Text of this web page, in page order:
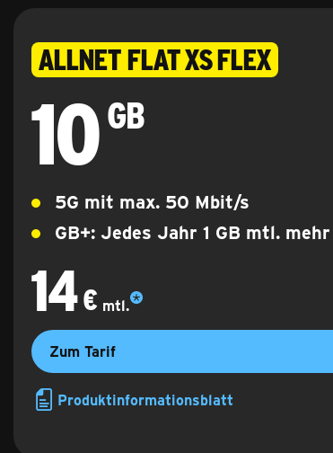
Allnet Flat XS flex
10 Gigabyte
10GB
5G mit max. 50 Mbit/s
GB+: Jedes Jahr 1 GB mtl. mehr
14 €
14€ mtl.
monatlich
Zum Tarif
Produktinformationsblatt